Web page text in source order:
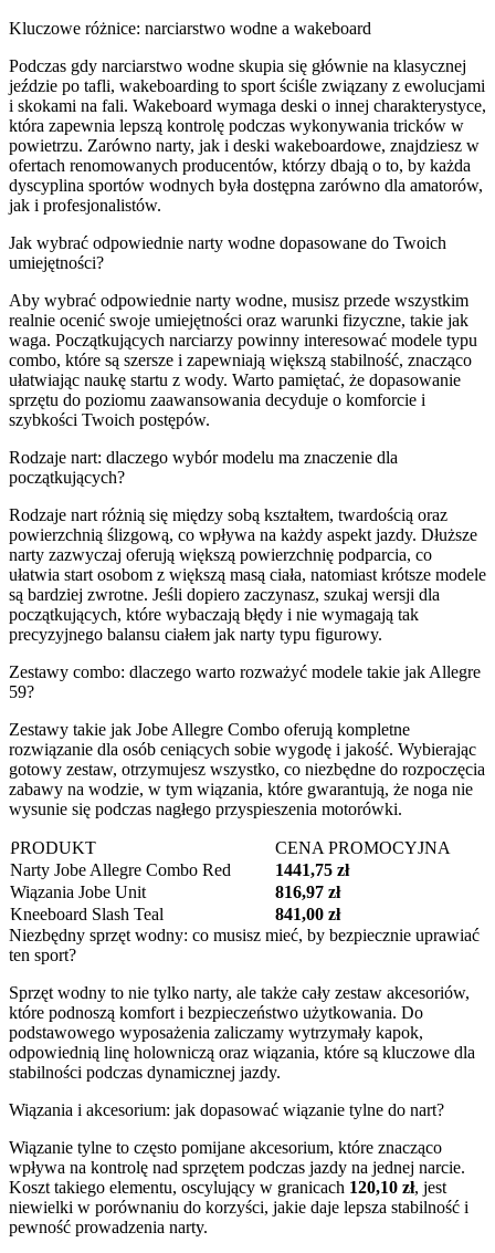
Kluczowe różnice: narciarstwo wodne a wakeboard
Podczas gdy narciarstwo wodne skupia się głównie na klasycznej
jeździe po tafli, wakeboarding to sport ściśle związany z ewolucjami
i skokami na fali. Wakeboard wymaga deski o innej charakterystyce,
która zapewnia lepszą kontrolę podczas wykonywania tricków w
powietrzu. Zarówno narty, jak i deski wakeboardowe, znajdziesz w
ofertach renomowanych producentów, którzy dbają o to, by każda
dyscyplina sportów wodnych była dostępna zarówno dla amatorów,
jak i profesjonalistów.
Jak wybrać odpowiednie narty wodne dopasowane do Twoich
umiejętności?
Aby wybrać odpowiednie narty wodne, musisz przede wszystkim
realnie ocenić swoje umiejętności oraz warunki fizyczne, takie jak
waga. Początkujących narciarzy powinny interesować modele typu
combo, które są szersze i zapewniają większą stabilność, znacząco
ułatwiając naukę startu z wody. Warto pamiętać, że dopasowanie
sprzętu do poziomu zaawansowania decyduje o komforcie i
szybkości Twoich postępów.
Rodzaje nart: dlaczego wybór modelu ma znaczenie dla
początkujących?
Rodzaje nart różnią się między sobą kształtem, twardością oraz
powierzchnią ślizgową, co wpływa na każdy aspekt jazdy. Dłuższe
narty zazwyczaj oferują większą powierzchnię podparcia, co
ułatwia start osobom z większą masą ciała, natomiast krótsze modele
są bardziej zwrotne. Jeśli dopiero zaczynasz, szukaj wersji dla
początkujących, które wybaczają błędy i nie wymagają tak
precyzyjnego balansu ciałem jak narty typu figurowy.
Zestawy combo: dlaczego warto rozważyć modele takie jak Allegre
59?
Zestawy takie jak Jobe Allegre Combo oferują kompletne
rozwiązanie dla osób ceniących sobie wygodę i jakość. Wybierając
gotowy zestaw, otrzymujesz wszystko, co niezbędne do rozpoczęcia
zabawy na wodzie, w tym wiązania, które gwarantują, że noga nie
wysunie się podczas nagłego przyspieszenia motorówki.
PRODUKT
CENA PROMOCYJNA
Narty Jobe Allegre Combo Red
1441,75 zł
Wiązania Jobe Unit
816,97 zł
Kneeboard Slash Teal
841,00 zł
Niezbędny sprzęt wodny: co musisz mieć, by bezpiecznie uprawiać
ten sport?
Sprzęt wodny to nie tylko narty, ale także cały zestaw akcesoriów,
które podnoszą komfort i bezpieczeństwo użytkowania. Do
podstawowego wyposażenia zaliczamy wytrzymały kapok,
odpowiednią linę holowniczą oraz wiązania, które są kluczowe dla
stabilności podczas dynamicznej jazdy.
Wiązania i akcesorium: jak dopasować wiązanie tylne do nart?
Wiązanie tylne to często pomijane akcesorium, które znacząco
wpływa na kontrolę nad sprzętem podczas jazdy na jednej narcie.
Koszt takiego elementu, oscylujący w granicach 120,10 zł, jest
niewielki w porównaniu do korzyści, jakie daje lepsza stabilność i
pewność prowadzenia narty.